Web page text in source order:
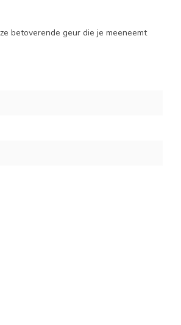
betoverende geur die je meeneemt